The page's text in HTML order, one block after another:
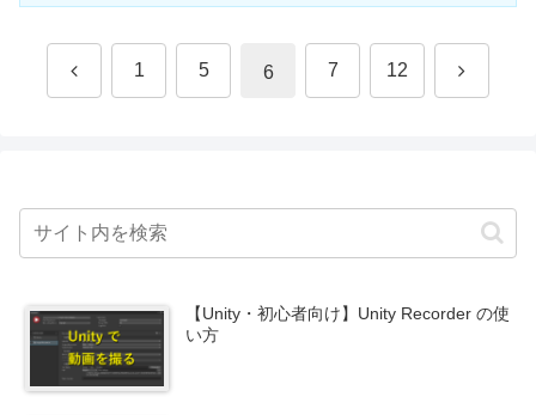
前 1 5 6 7 12 次
【Unity・初心者向け】Unity Recorder の使
い方